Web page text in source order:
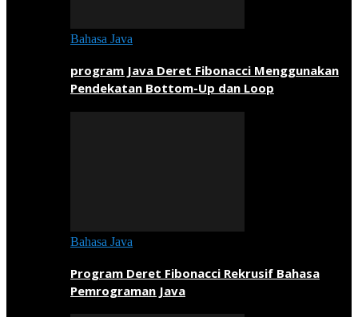
Bahasa Java
program Java Deret Fibonacci Menggunakan
Pendekatan Bottom-Up dan Loop
Bahasa Java
Program Deret Fibonacci Rekrusif Bahasa
Pemrograman Java